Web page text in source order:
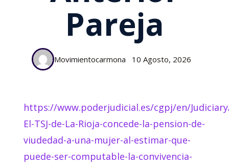
Pareja
Movimientocarmona 10 Agosto, 2026
https://www.poderjudicial.es/cgpj/en/
El-TSJ-de-La-Rioja-concede-la-pension-de-
viudedad-a-una-mujer-al-estimar-que-
puede-ser-computable-la-convivencia-